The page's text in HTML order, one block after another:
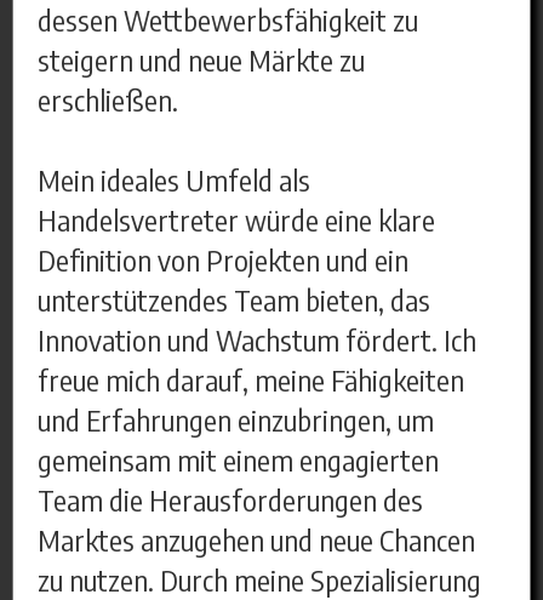
dessen Wettbewerbsfähigkeit zu
steigern und neue Märkte zu
erschließen.
Mein ideales Umfeld als
Handelsvertreter würde eine klare
Definition von Projekten und ein
unterstützendes Team bieten, das
Innovation und Wachstum fördert. Ich
freue mich darauf, meine Fähigkeiten
und Erfahrungen einzubringen, um
gemeinsam mit einem engagierten
Team die Herausforderungen des
Marktes anzugehen und neue Chancen
zu nutzen. Durch meine Spezialisierung